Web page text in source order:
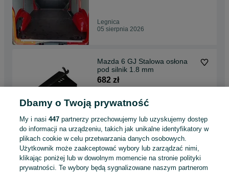
Legnica
05 sierpnia 2026
Mazda 6 GJ Stalowa osłona
pod silnik 1.8 mm
682 zł
Wolsztyn
05 sierpnia 2026
ZABUDOWA BUSA - Jumper /
Boxer / Ducato - Podłoga do
busa !!
1 449 zł
Dbamy o Twoją prywatność
My i nasi447 partnerzy przechowujemy lub uzyskujemy dostęp
do informacji na urządzeniu, takich jak unikalne identyfikatory w
plikach cookie w celu przetwarzania danych osobowych.
Użytkownik może zaakceptować wybory lub zarządzać nimi,
klikając poniżej lub w dowolnym momencie na stronie polityki
prywatności. Te wybory będą sygnalizowane naszym partnerom